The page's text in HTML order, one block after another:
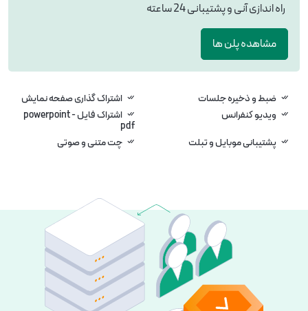
راه اندازی آنی و پشتیبانی 24 ساعته
مشاهده پلن ها
ضبط و ذخیره جلسات
اشتراک گذاری صفحه نمایش
ویدیو کنفرانس
اشتراک فایل powerpoint -
pdf
پشتیبانی موبایل و تبلت
چت متنی و صوتی